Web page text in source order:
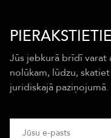
Jūs jebkurā brīdī varat
nolūkam, lūdzu,
juridiskajā paziņojumā.